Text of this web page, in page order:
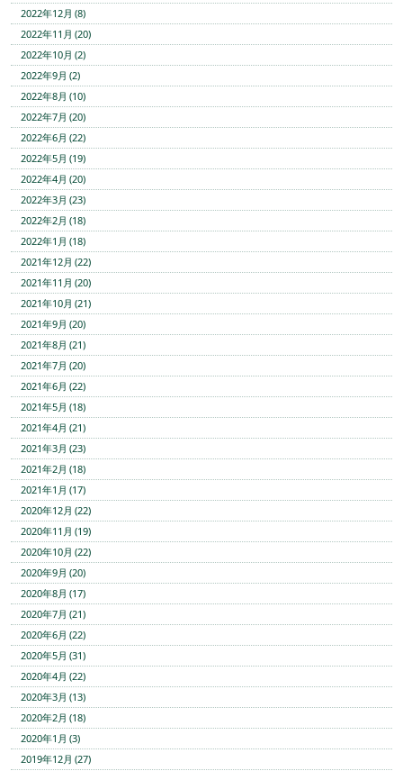
2022年12月 (8)
2022年11月 (20)
2022年10月 (2)
2022年9月 (2)
2022年8月 (10)
2022年7月 (20)
2022年6月 (22)
2022年5月 (19)
2022年4月 (20)
2022年3月 (23)
2022年2月 (18)
2022年1月 (18)
2021年12月 (22)
2021年11月 (20)
2021年10月 (21)
2021年9月 (20)
2021年8月 (21)
2021年7月 (20)
2021年6月 (22)
2021年5月 (18)
2021年4月 (21)
2021年3月 (23)
2021年2月 (18)
2021年1月 (17)
2020年12月 (22)
2020年11月 (19)
2020年10月 (22)
2020年9月 (20)
2020年8月 (17)
2020年7月 (21)
2020年6月 (22)
2020年5月 (31)
2020年4月 (22)
2020年3月 (13)
2020年2月 (18)
2020年1月 (3)
2019年12月 (27)